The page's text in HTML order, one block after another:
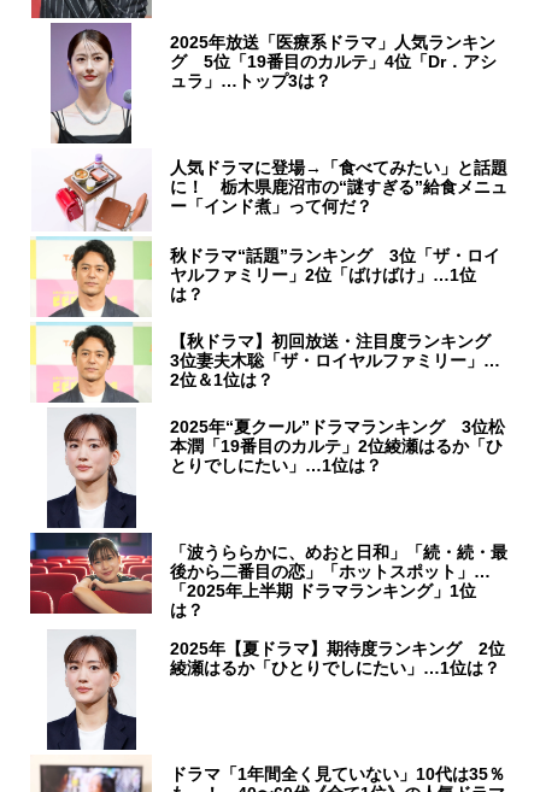
2025年放送「医療系ドラマ」人気ランキン
グ 5位「19番目のカルテ」4位「Dr．アシ
ュラ」…トップ3は？
人気ドラマに登場→「食べてみたい」と話題
に！ 栃木県鹿沼市の“謎すぎる”給食メニュ
ー「インド煮」って何だ？
秋ドラマ“話題”ランキング 3位「ザ・ロイ
ヤルファミリー」2位「ばけばけ」…1位
は？
【秋ドラマ】初回放送・注目度ランキング
3位妻夫木聡「ザ・ロイヤルファミリー」…
2位＆1位は？
2025年“夏クール”ドラマランキング 3位松
本潤「19番目のカルテ」2位綾瀬はるか「ひ
とりでしにたい」…1位は？
「波うららかに、めおと日和」「続・続・最
後から二番目の恋」「ホットスポット」…
「2025年上半期 ドラマランキング」1位
は？
2025年【夏ドラマ】期待度ランキング 2位
綾瀬はるか「ひとりでしにたい」…1位は？
ドラマ「1年間全く見ていない」10代は35％